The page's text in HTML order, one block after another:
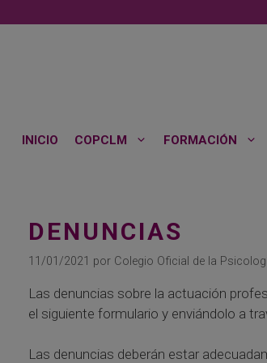
al
INICIO COPCLM FORMACIÓN
DENUNCIAS
11/01/2021 por Colegio Oficial de la
Las denuncias sobre la actuación
el siguiente formulario y enviándolo a
Las denuncias deberán estar